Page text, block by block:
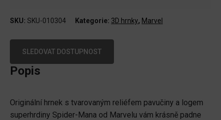
SKU: SKU-010304 Kategorie: 3D hrnky, Marvel
SLEDOVAT DOSTUPNOST
Popis
Originální hrnek s tvarovaným reliéfem pavučiny a logem
superhrdiny Spider-Mana od Marvelu vám krásně padne